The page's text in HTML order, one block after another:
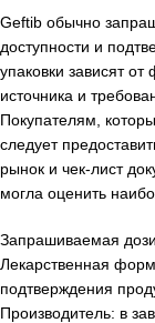
Geftib обычно
доступности и
упаковки зависят
источника и
Покупателям,
следует
рынок и чек-лист
могла оценить
Запрашиваемая
Лекарственная
подтверждения
Производитель: в